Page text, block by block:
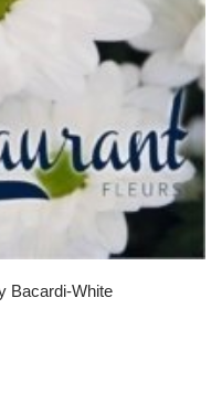
Bacardi-White